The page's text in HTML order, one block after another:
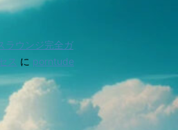
ラウンジ完全ガ
ス に porntude